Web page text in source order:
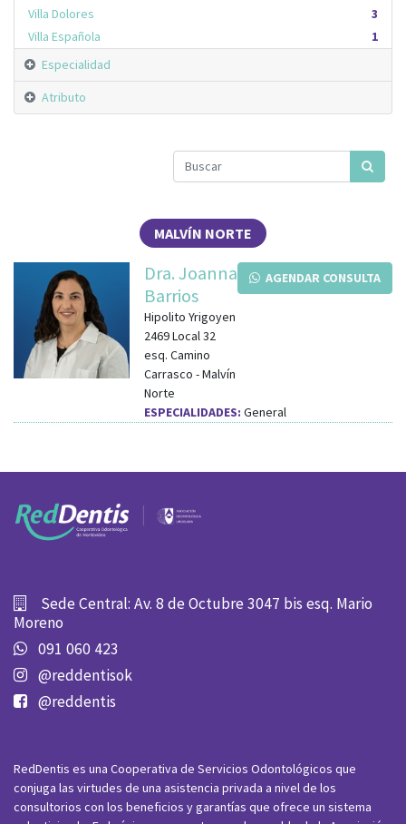
3
Villa Dolores
1
Villa Española
Especialidad
Atributo
MALVÍN NORTE
AGENDAR CONSULTA
Dra. Joanna
Barrios
Hipolito Yrigoyen
2469 Local 32
esq. Camino
Carrasco -Malvín
Norte
ESPECIALIDADES: General
Sede Central: Av. 8 de Octubre 3047 bis esq. Mario
Moreno
091 060 423
@reddentisok
@reddentis
RedDentis es una Cooperativa de Servicios Odontológicos que
conjuga las virtudes de una asistencia privada a nivel de los
consultorios con los beneficios y garantías que ofrece un sistema